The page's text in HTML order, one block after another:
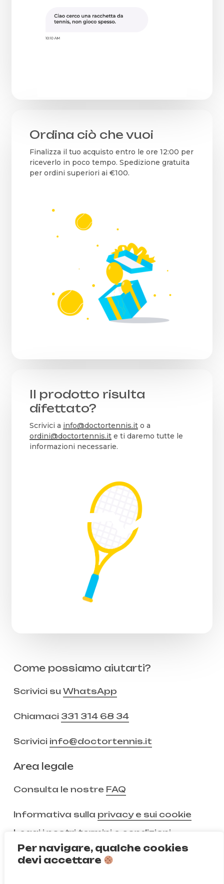
Per navigare, qualche cookies
devi accettare
Ordina ciò che vuoi
Finalizza il tuo acquisto entro le ore 12:00 per
riceverlo in poco tempo. Spedizione gratuita
per ordini superiori ai €100.
Il prodotto risulta
difettato?
Scrivici a info@doctortennis.ito a
ordini@doctortennis.ite ti daremo tutte le
informazioni necessarie.
Come possiamo aiutarti?
Scrivici suWhatsApp
Chiamaci 331 314 68 34
Scrivici info@doctortennis.it
Area legale
Consulta le nostre FAQ
Informativa sulla privacy e sui cookie
Leggi i nostri termini e condizioni